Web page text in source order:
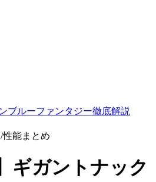
ブルーファンタジー徹底解説
性能まとめ
ギガントナック